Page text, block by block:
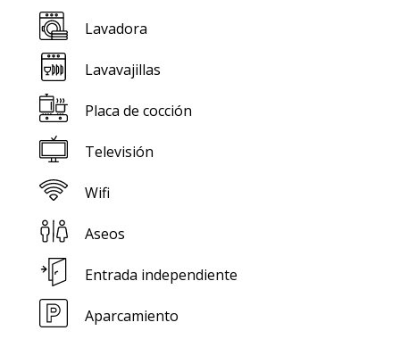
Lavadora
Lavavajillas
Placa de cocción
Televisión
Wifi
Aseos
Entrada independiente
Aparcamiento